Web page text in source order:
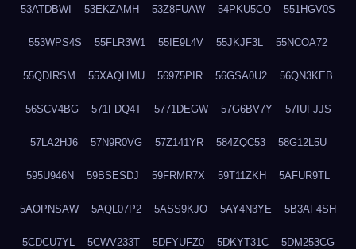
53ATDBWI 53EKZAMH 53Z8FUAW 54PKU5CO 551HGV0S
553WPS4S 55FLR3W1 55IE9L4V 55JKJF3L 55NCOA72
55QDIRSM 55XAQHMU 56975PIR 56GSA0U2 56QN3KEB
56SCV4BG 571FDQ4T 5771DEGW 57G6BV7Y 57IUFJJS
57LA2HJ6 57N9R0VG 57Z141YR 584ZQC53 58G12L5U
595U946N 59BSESDJ 59FRMR7X 59T11ZKH 5AFUR9TL
5AOPNSAW 5AQL07P2 5ASS9KJO 5AY4N3YE 5B3AF4SH
5CDCU7YL 5CWV233T 5DFYUFZ0 5DKYT31C 5DM253CG